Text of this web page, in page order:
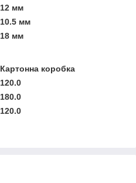
12 мм
10.5 мм
18 мм
Картонна коробка
120.0
180.0
120.0